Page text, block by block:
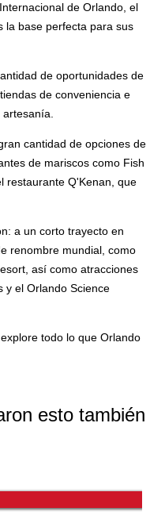
de Orlando, el
la base perfecta para sus
de oportunidades de
de conveniencia e
cantidad de opciones de
de mariscos como Fish
restaurante Q'Kenan, que
a un corto trayecto en
renombre mundial, como
así como atracciones
y el Orlando Science
todo lo que Orlando
esto también